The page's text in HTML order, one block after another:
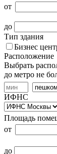
от
до
Тип здания
Бизнес
Расположение
Выбрать
до метро не
ИФНС
Площадь
от
до